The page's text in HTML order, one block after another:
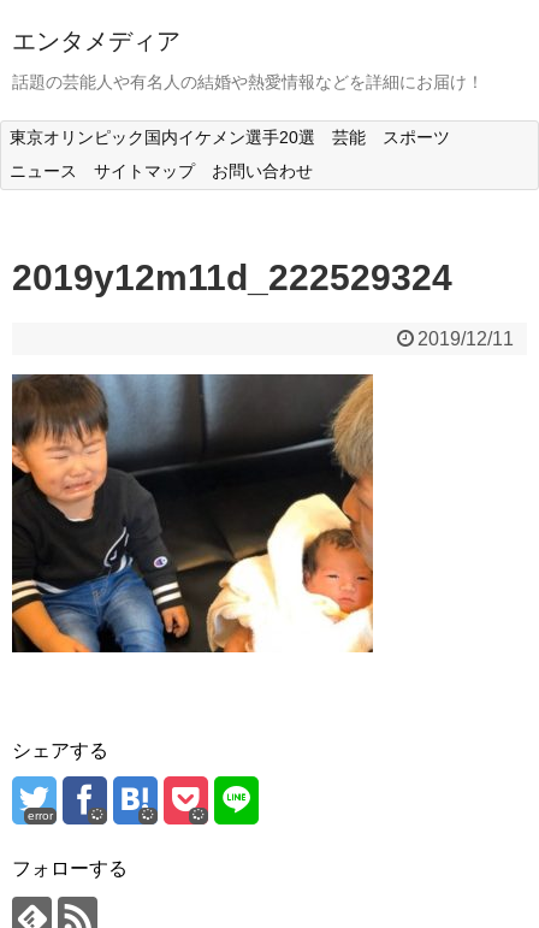
エンタメディア
話題の芸能人や有名人の結婚や熱愛情報などを詳細にお届け！
東京オリンピック国内イケメン選手20選 芸能
スポーツ
ニュース
サイトマップ お問い合わせ
2019y12m11d_222529324
2019/12/11
シェアする
error
フォローする